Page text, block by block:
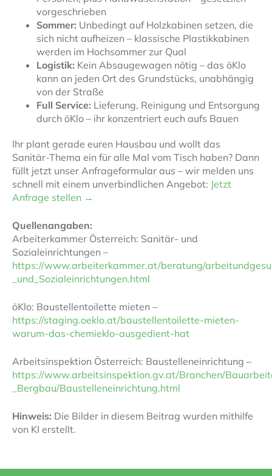
vorgeschrieben
Sommer: Unbedingt auf Holzkabinen setzen, die
sich nicht aufheizen – klassische Plastikkabinen
werden im Hochsommer zur Qual
Logistik: Kein Absaugewagen nötig – das öKlo
kann an jeden Ort des Grundstücks, unabhängig
von der Straße
Full Service: Lieferung, Reinigung und Entsorgung
durch öKlo – ihr konzentriert euch aufs Bauen
Ihr plant gerade euren Hausbau und wollt das
Sanitär-Thema ein für alle Mal vom Tisch haben? Dann
füllt jetzt unser Anfrageformular aus – wir melden uns
schnell mit einem unverbindlichen Angebot: Jetzt
Anfrage stellen →
Quellenangaben:
Arbeiterkammer Österreich: Sanitär- und
Sozialeinrichtungen –
https://www.arbeiterkammer.at/beratung/
_und_Sozialeinrichtungen.html
öKlo: Baustellentoilette mieten –
https://staging.oeklo.at/baustellentoilette-mieten-
warum-das-chemieklo-ausgedient-hat
Arbeitsinspektion Österreich: Baustelleneinrichtung –
https://www.arbeitsinspektion.gv.at/Branchen/
_Bergbau/Baustelleneinrichtung.html
Hinweis: Die Bilder in diesem Beitrag wurden mithilfe
von KI erstellt.